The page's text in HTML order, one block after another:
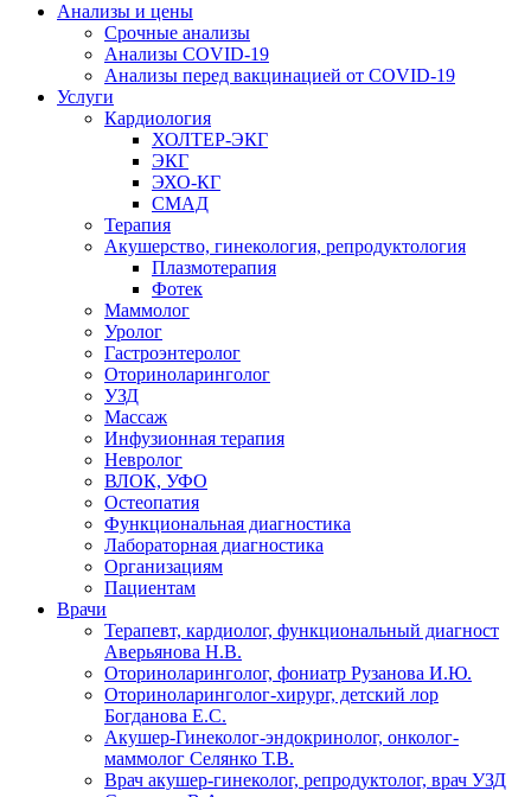
Анализы и цены
Срочные анализы
Анализы COVID-19
Анализы перед вакцинацией от COVID-19
Услуги
Кардиология
ХОЛТЕР-ЭКГ
ЭКГ
ЭХО-КГ
СМАД
Терапия
Акушерство, гинекология, репродуктология
Плазмотерапия
Фотек
Маммолог
Уролог
Гастроэнтеролог
Оториноларинголог
УЗД
Массаж
Инфузионная терапия
Невролог
ВЛОК, УФО
Остеопатия
Функциональная диагностика
Лабораторная диагностика
Организациям
Пациентам
Врачи
Терапевт, кардиолог, функциональный диагност
Аверьянова Н.В.
Оториноларинголог, фониатр Рузанова И.Ю.
Оториноларинголог-хирург, детский лор
Богданова Е.С.
Акушер-Гинеколог-эндокринолог, онколог-
маммолог Селянко Т.В.
Врач акушер-гинеколог, репродуктолог, врач УЗД